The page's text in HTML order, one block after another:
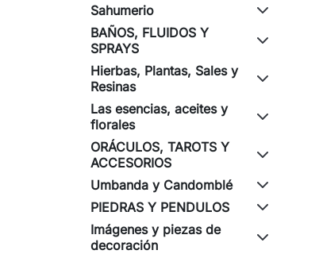
Sahumerio
BAÑOS, FLUIDOS Y
SPRAYS
Hierbas, Plantas, Sales y
Resinas
Las esencias, aceites y
florales
ORÁCULOS, TAROTS Y
ACCESORIOS
Umbanda y Candomblé
PIEDRAS Y PENDULOS
Imágenes y piezas de
decoración